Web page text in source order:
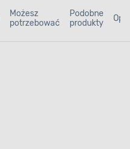
Możesz
potrzebować
Podobne
produkty